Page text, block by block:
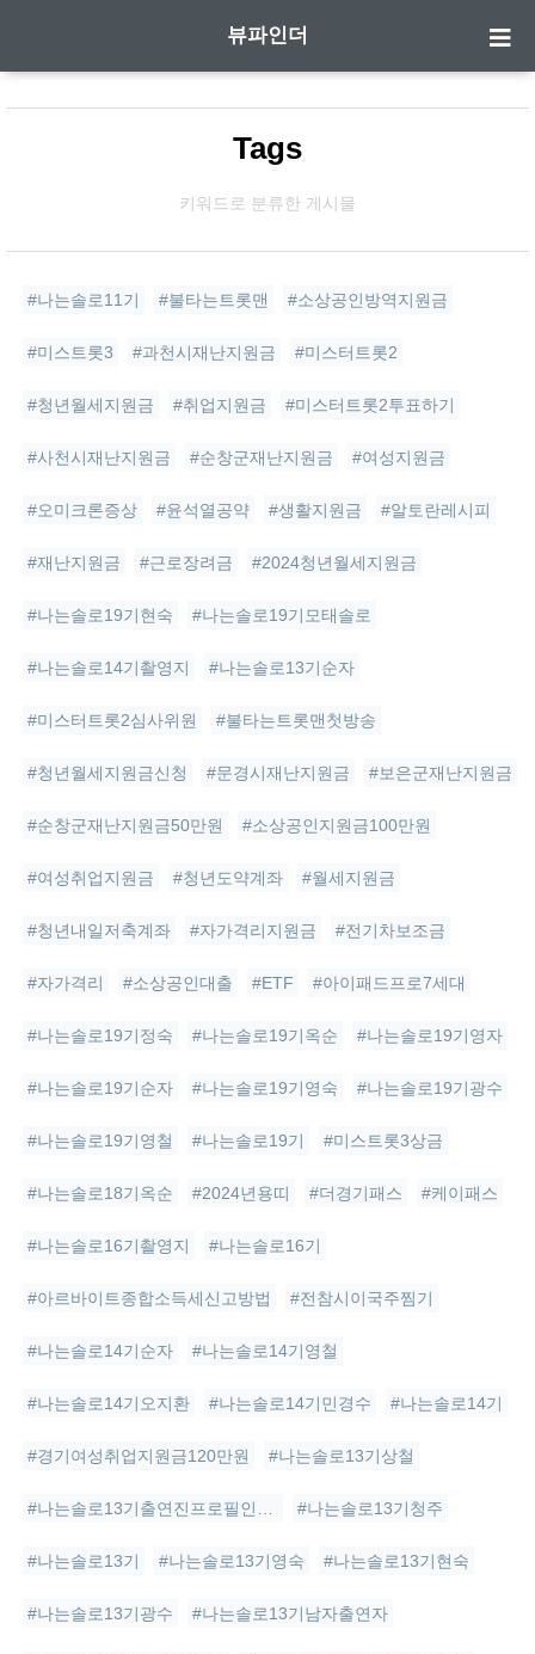
뷰파인더
Tags
키워드로 분류한 게시물
#나는솔로11기 #불타는트롯맨 #소상공인방역지원금
#미스트롯3 #과천시재난지원금 #미스터트롯2
#청년월세지원금 #취업지원금 #미스터트롯2투표하기
#사천시재난지원금 #순창군재난지원금 #여성지원금
#오미크론증상 #윤석열공약 #생활지원금 #알토란레시피
#재난지원금 #근로장려금 #2024청년월세지원금
#나는솔로19기현숙 #나는솔로19기모태솔로
#나는솔로14기촬영지 #나는솔로13기순자
#미스터트롯2심사위원 #불타는트롯맨첫방송
#청년월세지원금신청 #문경시재난지원금 #보은군재난지원금
#순창군재난지원금50만원 #소상공인지원금100만원
#여성취업지원금 #청년도약계좌 #월세지원금
#청년내일저축계좌 #자가격리지원금 #전기차보조금
#자가격리 #소상공인대출 #ETF #아이패드프로7세대
#나는솔로19기정숙 #나는솔로19기옥순 #나는솔로19기영자
#나는솔로19기순자 #나는솔로19기영숙 #나는솔로19기광수
#나는솔로19기영철 #나는솔로19기 #미스트롯3상금
#나는솔로18기옥순 #2024년용띠 #더경기패스 #케이패스
#나는솔로16기촬영지 #나는솔로16기
#아르바이트종합소득세신고방법 #전참시이국주찜기
#나는솔로14기순자 #나는솔로14기영철
#나는솔로14기오지환 #나는솔로14기민경수 #나는솔로14기
#경기여성취업지원금120만원 #나는솔로13기상철
#나는솔로13기청주
#나는솔로13기 #나는솔로13기영숙 #나는솔로13기현숙
#나는솔로13기광수 #나는솔로13기남자출연자